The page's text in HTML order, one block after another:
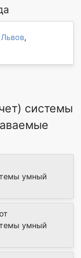
Львов,
системы
умный
умный